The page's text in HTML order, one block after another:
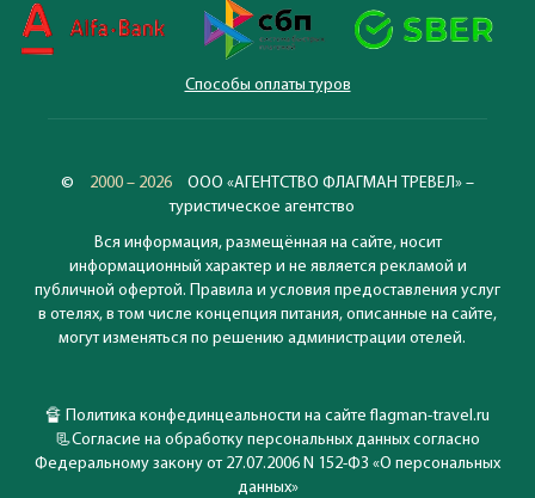
Способы оплаты туров
© 2000 – 2026
ООО «АГЕНТСТВО ФЛАГМАН ТРЕВЕЛ» –
туристическое агентство
Вся информация, размещённая на сайте, носит
информационный характер и не является рекламой и
публичной офертой. Правила и условия предоставления услуг
в отелях, в том числе концепция питания, описанные на сайте,
могут изменяться по решению администрации отелей.
🔏 Политика конфединцеальности на сайте flagman-travel.ru
📃Согласие на обработку персональных данных согласно
Федеральному закону от 27.07.2006 N 152-ФЗ «О персональных
данных»